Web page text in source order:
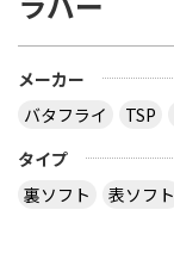
メーカー
バタフライ
TSP
タイプ
裏ソフト
表ソフト